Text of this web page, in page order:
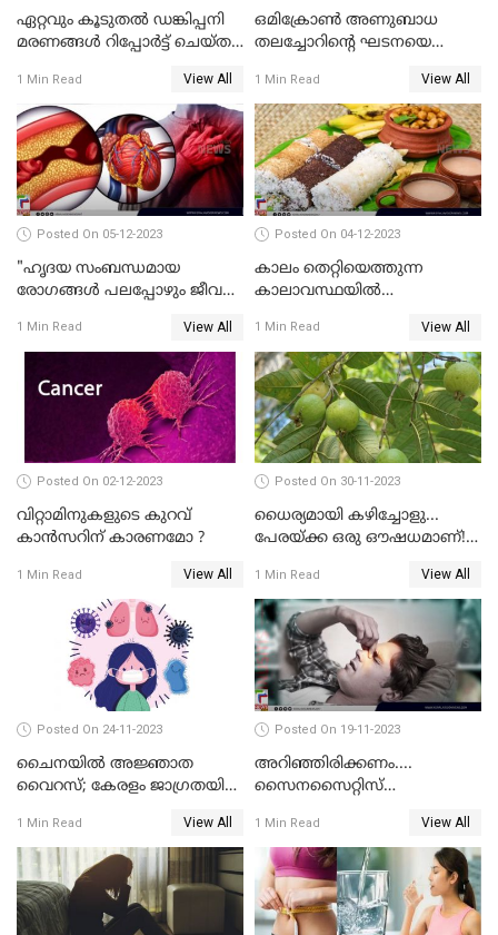
ഏറ്റവും കൂടുതല്‍ ഡങ്കിപ്പനി
മരണങ്ങള്‍ റിപ്പോര്‍ട്ട് ചെയ്ത
ഇന്ത്യയും
1 Min Read View All
ഒമിക്രോണ്‍ അണുബാധ
തലച്ചോറിന്റെ ഘടനയെ
പുറത്ത്
1 Min Read View All
Posted On 05-12-2023
"ഹൃദയ സംബന്ധമായ
രോഗങ്ങള്‍ പലപ്പോഴും ജീവന്
1 Min Read View All
Posted On 04-12-2023
കാലം തെറ്റിയെത്തുന്ന
കാലാവസ്ഥയിൽ
പരിപാലിക്കാം
1 Min Read View All
Posted On 02-12-2023
വിറ്റാമിനുകളുടെ കുറവ്
കാൻസറിന് കാരണമോ ?
1 Min Read View All
Posted On 30-11-2023
ധൈര്യമായി കഴിച്ചോളു...
പേരയ്ക്ക ഒരു ഔഷധമാണ്! |
FRUIT
1 Min Read View All
Posted On 24-11-2023
ചൈനയില്‍ അജ്ഞാത
വൈറസ്; കേരളം ജാഗ്രതയിൽ
ജോര്‍ജ്
1 Min Read View All
Posted On 19-11-2023
അറിഞ്ഞിരിക്കണം....
സൈനസൈറ്റിസ്
എന്തൊക്കെ?
1 Min Read View All